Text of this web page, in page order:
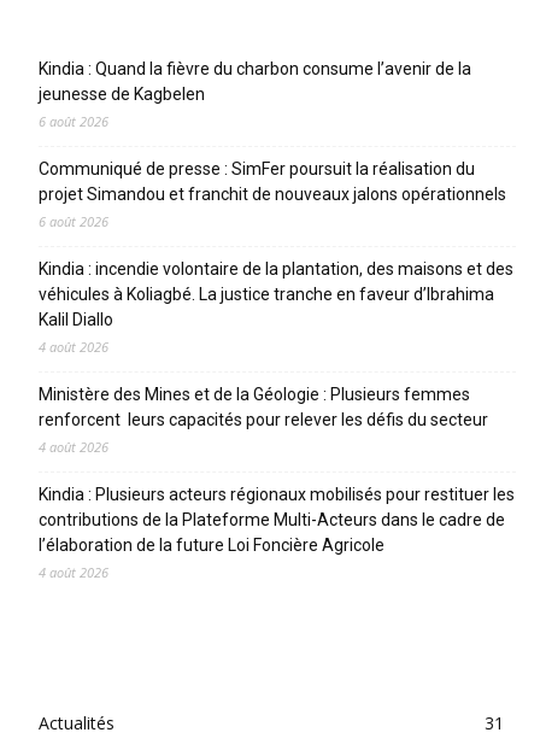
Kindia : Quand la fièvre du charbon consume l’avenir de la
jeunesse de Kagbelen
6 août 2026
Communiqué de presse : SimFer poursuit la réalisation du
projet Simandou et franchit de nouveaux jalons opérationnels
6 août 2026
Kindia : incendie volontaire de la plantation, des maisons et des
véhicules à Koliagbé. La justice tranche en faveur d’Ibrahima
Kalil Diallo
4 août 2026
Ministère des Mines et de la Géologie : Plusieurs femmes
renforcent leurs capacités pour relever les défis du secteur
4 août 2026
Kindia : Plusieurs acteurs régionaux mobilisés pour restituer les
contributions de la Plateforme Multi-Acteurs dans le cadre de
l’élaboration de la future Loi Foncière Agricole
4 août 2026
Actualités
31